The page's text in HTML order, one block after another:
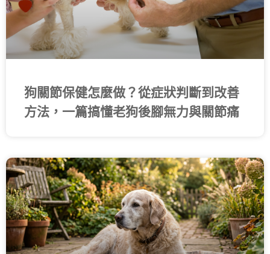
狗關節保健怎麼做？從症狀判斷到改善
方法，一篇搞懂老狗後腳無力與關節痛